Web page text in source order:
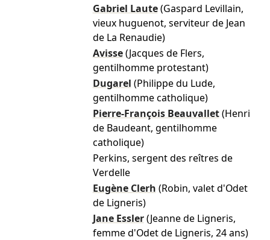
Gabriel Laute (Gaspard Levillain,
vieux huguenot, serviteur de Jean
de La Renaudie)
Avisse (Jacques de Flers,
gentilhomme protestant)
Dugarel (Philippe du Lude,
gentilhomme catholique)
Pierre-François Beauvallet (Henri
de Baudeant, gentilhomme
catholique)
Perkins, sergent des reîtres de
Verdelle
Eugène Clerh (Robin, valet d'Odet
de Ligneris)
Jane Essler (Jeanne de Ligneris,
femme d'Odet de Ligneris, 24 ans)